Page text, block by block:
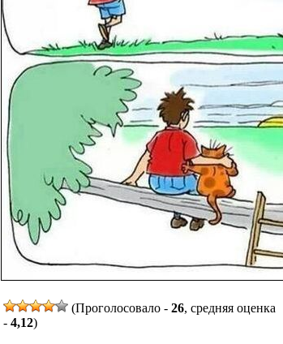
(Проголосовало - 26, средняя оценка
- 4,12)